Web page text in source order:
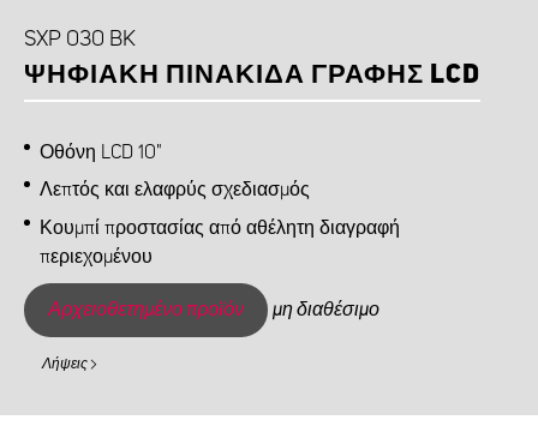
SXP 030 BK
ΨΗΦΙΑΚΉ ΠΙΝΑΚΊΔΑ ΓΡΑΦΉΣ LCD
Οθόνη LCD 10"
Λεπτός και ελαφρύς σχεδιασμός
Κουμπί προστασίας από αθέλητη διαγραφή
περιεχομένου
Αρχειοθετημένο προϊόν μη διαθέσιμο
Λήψεις